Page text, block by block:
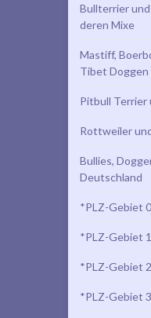
Bullterrier
deren Mixe
Mastiff,
Tibet Doggen
Pitbull Terrier
Rottweiler
Bullies,
Deutschland
*PLZ-Gebiet 0
*PLZ-Gebiet 1
*PLZ-Gebiet 2
*PLZ-Gebiet 3